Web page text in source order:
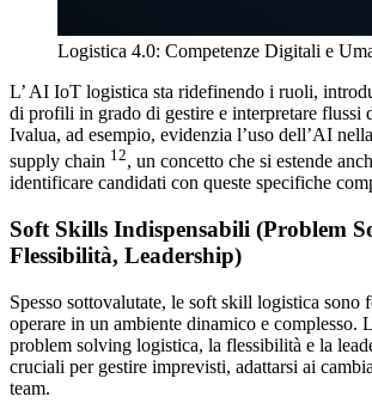
Logistica 4.0: Competenze Digitali e
L’ AI IoT logistica sta ridefinendo i ruoli,
di profili in grado di gestire e interpretare flussi
Ivalua, ad esempio, evidenzia l’uso dell’AI
supply chain 12, un concetto che si estende
identificare candidati con queste specifiche
Soft Skills Indispensabili (Problem
Flessibilità, Leadership)
Spesso sottovalutate, le soft skill logistica sono
operare in un ambiente dinamico e complesso.
problem solving logistica, la flessibilità e la
cruciali per gestire imprevisti, adattarsi ai
team.